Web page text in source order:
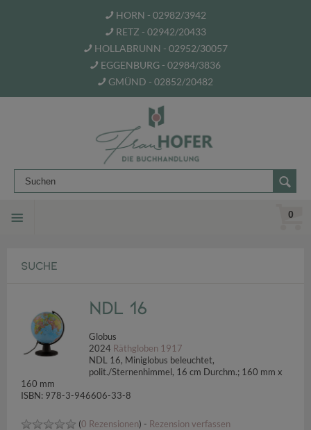
HORN - 02982/3942
RETZ - 02942/20433
HOLLABRUNN - 02952/30057
EGGENBURG - 02984/3836
GMÜND - 02852/20482
0
SUCHE
NDL 16
Globus
2024 Räthgloben 1917
NDL 16, Miniglobus beleuchtet,
polit./Sternenhimmel, 16 cm Durchm.; 160 mm x
160 mm
ISBN: 978-3-946606-33-8
(0 Rezensionen) - Rezension verfassen